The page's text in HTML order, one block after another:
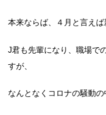
本来ならば、４月と言え
J君も先輩になり、職場で
すが、
なんとなくコロナの騒動